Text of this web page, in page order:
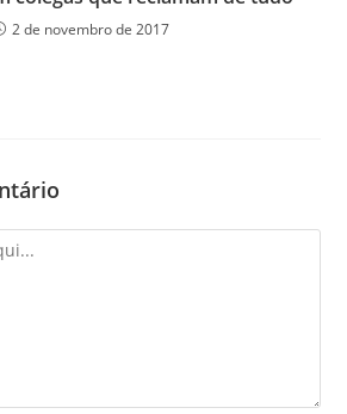
2 de novembro de 2017